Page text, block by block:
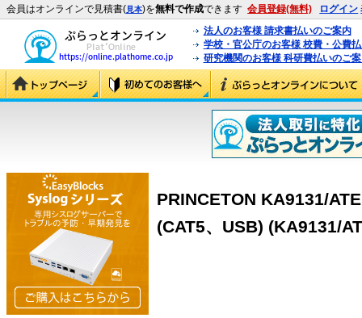
会員はオンラインで見積書(見本)を無料で作成できます 会員登録(無料) ログイン
法人のお客様 請求書払いのご案内
学校・官公庁のお客様 校費・公費
研究機関のお客様 科研費払いのご
PRINCETON KA9131/
(CAT5、USB) (KA9131/